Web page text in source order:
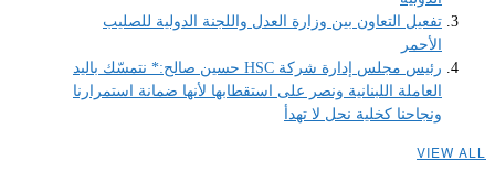
تفعيل التعاون بين وزارة العدل واللجنة الدولية للصليب
الأحمر
رئيس مجلس إدارة شركة HSC حسين صالح:* نتمسّك باليد
العاملة اللبنانية ونصر على استقطابها لأنها ضمانة استمرارنا
ونجاحنا كخلية نحل لا تهدأ
VIEW ALL